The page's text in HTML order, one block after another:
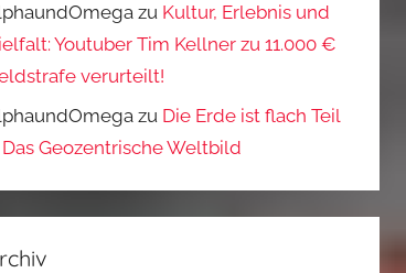
zu Kultur, Erlebnis und
Youtuber Tim Kellner zu 11.000 €
verurteilt!
zu Die Erde ist flach Teil
Das Geozentrische Weltbild